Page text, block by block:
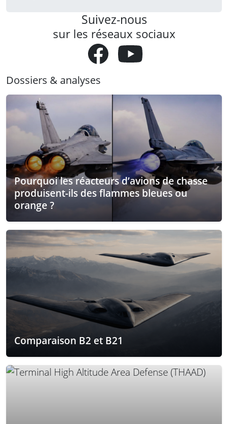
Suivez-nous
sur les réseaux sociaux
Dossiers & analyses
Pourquoi les réacteurs d’avions de chasse
produisent-ils des flammes bleues ou
orange ?
Comparaison B2 et B21